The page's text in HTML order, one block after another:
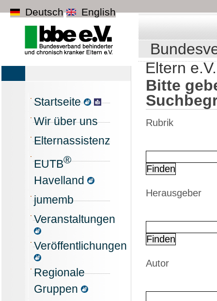
Deutsch English
Eltern e.V.
Startseite
Wir über uns
Elternassistenz
EUTB®
Havelland
jumemb
Veranstaltungen
Veröffentlichungen
Regionale
Gruppen
Bitte
Rubrik
Herausgeber
Autor